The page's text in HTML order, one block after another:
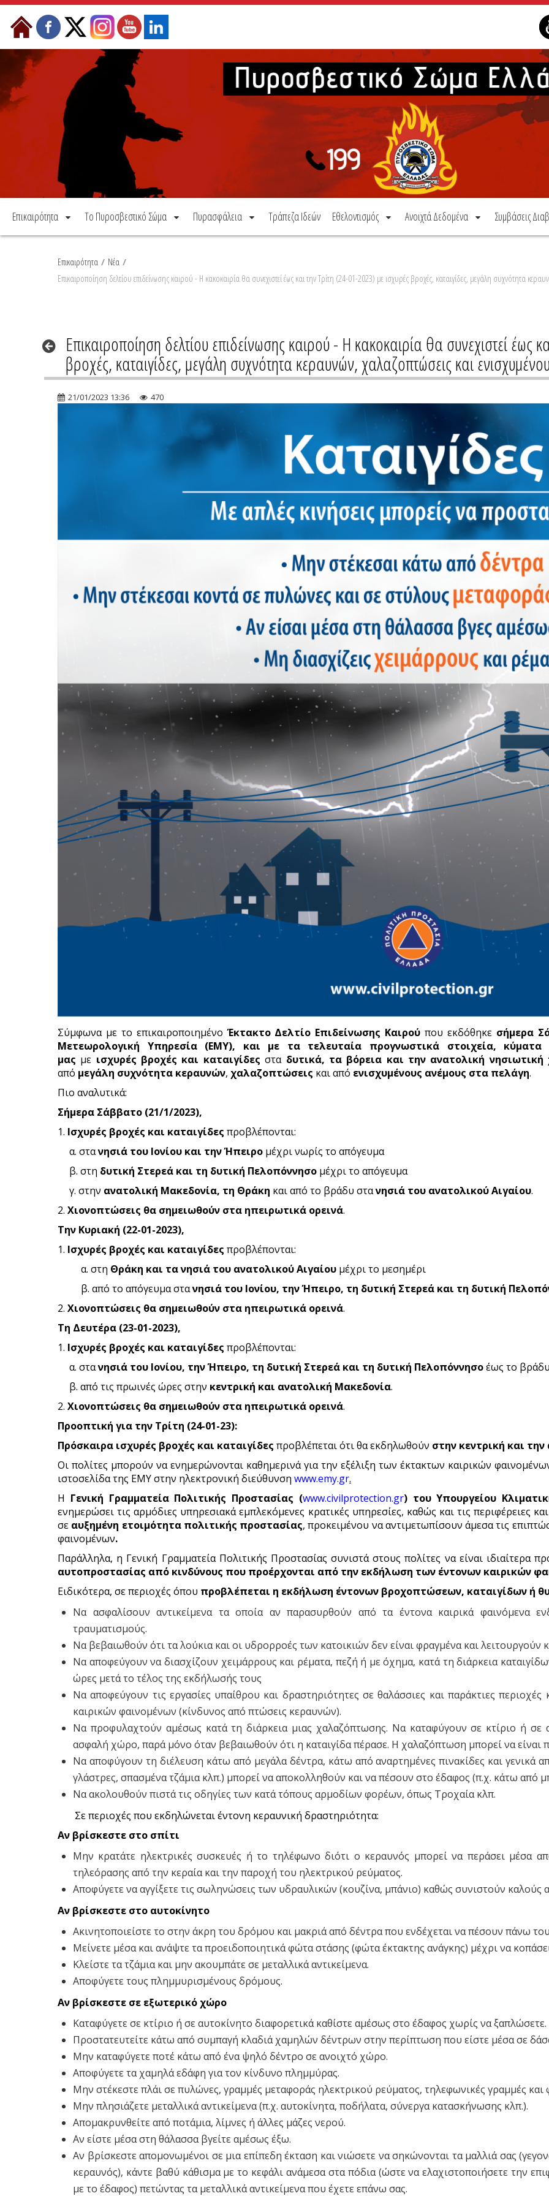
Μετάβαση στο περιεχόμενο
Επικαιρότητα Το Πυροσβεστικό Σώμα Πυρασφάλεια Τράπεζα Ιδεών Εθελοντισμός Ανοιχτά Δεδομένα Συμβάσεις
Επικαιρότητα / Νέα /
Επικαιροποίηση δελτίου επιδείνωσης καιρού - Η κακοκαιρία θα συνεχιστεί έως και την Τρίτη (24-01-2023) με ισχυρές βροχές, καταιγίδες, μεγάλη συχνότητα
Επικαιροποίηση δελτίου επιδείνωσης καιρού - Η κακοκαιρία θα συνεχιστεί έως
βροχές, καταιγίδες, μεγάλη συχνότητα κεραυνών, χαλαζοπτώσεις και
21/01/2023 13:36 470
Σύμφωνα με το επικαιροποιημένοΈκτακτο Δελτίο Επιδείνωσης Καιρού που εκδόθηκε σήμερα
Μετεωρολογική Υπηρεσία (ΕΜΥ), και με τα τελευταία προγνωστικά στοιχεία,
μας με ισχυρές βροχές και καταιγίδες στα δυτικά, τα βόρεια και την ανατολική
από μεγάλη συχνότητα κεραυνών, χαλαζοπτώσεις και από ενισχυμένους ανέμους στα πελάγη.
Πιο αναλυτικά:
Σήμερα Σάββατο (21/1/2023),
1. Ισχυρές βροχές και καταιγίδες προβλέπονται:
α. στανησιά του Ιονίου και την Ήπειρομέχρι νωρίς το απόγευμα
β. στη δυτική Στερεά και τη δυτική Πελοπόννησομέχρι το απόγευμα
γ. στην ανατολική Μακεδονία, τη Θράκη και από το βράδυ στανησιά του ανατολικού Αιγαίου.
2. Χιονοπτώσεις θα σημειωθούν στα ηπειρωτικά ορεινά.
Την Κυριακή (22-01-2023),
1. Ισχυρές βροχές και καταιγίδες προβλέπονται:
α. στη Θράκη και τα νησιά του ανατολικού Αιγαίουμέχρι το μεσημέρι
β. από το απόγευμα στανησιά του Ιονίου, την Ήπειρο, τη δυτική Στερεά και τη δυτική
2. Χιονοπτώσεις θα σημειωθούν στα ηπειρωτικά ορεινά.
Τη Δευτέρα (23-01-2023),
1. Ισχυρές βροχές και καταιγίδες προβλέπονται:
α. στανησιά του Ιονίου, την Ήπειρο, τη δυτική Στερεά και τη δυτική Πελοπόννησοέως το βράδυ
β. από τις πρωινές ώρες στην κεντρική και ανατολική Μακεδονία.
2. Χιονοπτώσεις θα σημειωθούν στα ηπειρωτικά ορεινά.
Προοπτική για την Τρίτη (24-01-23):
Πρόσκαιρα ισχυρές βροχές και καταιγίδες προβλέπεται ότι θα εκδηλωθούν στην κεντρική και
Οι πολίτες μπορούν να ενημερώνονται καθημερινά για την εξέλιξη των έκτακτων καιρικών
ιστοσελίδα της ΕΜΥ στην ηλεκτρονική διεύθυνση www.emy.gr.
Η Γενική Γραμματεία Πολιτικής Προστασίας (www.civilprotection.gr) του Υπουργείου
ενημερώσει τις αρμόδιες υπηρεσιακά εμπλεκόμενες κρατικές υπηρεσίες, καθώς και τις περιφέρειες
σε αυξημένη ετοιμότητα πολιτικής προστασίας, προκειμένου να αντιμετωπίσουν άμεσα τις
φαινομένων.
Παράλληλα, η Γενική Γραμματεία Πολιτικής Προστασίας συνιστά στους πολίτες να είναι ιδιαίτερα
αυτοπροστασίας από κινδύνους που προέρχονται από την εκδήλωση των έντονων καιρικών
Ειδικότερα, σε περιοχές όπου προβλέπεται η εκδήλωση έντονων βροχοπτώσεων, καταιγίδων ή
Να ασφαλίσουν αντικείμενα τα οποία αν παρασυρθούν από τα έντονα καιρικά φαινόμενα
τραυματισμούς.
Να βεβαιωθούν ότι τα λούκια και οι υδρορροές των κατοικιών δεν είναι φραγμένα και λειτουργούν
Να αποφεύγουν να διασχίζουν χειμάρρους και ρέματα, πεζή ή με όχημα, κατά τη διάρκεια
ώρες μετά το τέλος της εκδήλωσής τους
Να αποφεύγουν τις εργασίες υπαίθρου και δραστηριότητες σε θαλάσσιες και παράκτιες
καιρικών φαινομένων (κίνδυνος από πτώσεις κεραυνών).
Να προφυλαχτούν αμέσως κατά τη διάρκεια μιας χαλαζόπτωσης. Να καταφύγουν σε κτίριο ή σε
ασφαλή χώρο, παρά μόνο όταν βεβαιωθούν ότι η καταιγίδα πέρασε. Η χαλαζόπτωση μπορεί να είναι
Να αποφύγουν τη διέλευση κάτω από μεγάλα δέντρα, κάτω από αναρτημένες πινακίδες και γενικά
γλάστρες, σπασμένα τζάμια κλπ.) μπορεί να αποκολληθούν και να πέσουν στο έδαφος (π.χ. κάτω από
Να ακολουθούν πιστά τις οδηγίες των κατά τόπους αρμοδίων φορέων, όπως Τροχαία κλπ.
Σε περιοχές που εκδηλώνεται έντονη κεραυνική δραστηριότητα:
Αν βρίσκεστε στο σπίτι
Μην κρατάτε ηλεκτρικές συσκευές ή το τηλέφωνο διότι ο κεραυνός μπορεί να περάσει μέσα
τηλεόρασης από την κεραία και την παροχή του ηλεκτρικού ρεύματος.
Αποφύγετε να αγγίξετε τις σωληνώσεις των υδραυλικών (κουζίνα, μπάνιο) καθώς συνιστούν καλούς
Αν βρίσκεστε στο αυτοκίνητο
Ακινητοποιείστε το στην άκρη του δρόμου και μακριά από δέντρα που ενδέχεται να πέσουν πάνω
Μείνετε μέσα και ανάψτε τα προειδοποιητικά φώτα στάσης (φώτα έκτακτης ανάγκης) μέχρι να
Κλείστε τα τζάμια και μην ακουμπάτε σε μεταλλικά αντικείμενα.
Αποφύγετε τους πλημμυρισμένους δρόμους.
Αν βρίσκεστε σε εξωτερικό χώρο
Καταφύγετε σε κτίριο ή σε αυτοκίνητο διαφορετικά καθίστε αμέσως στο έδαφος χωρίς να ξαπλώσετε.
Προστατευτείτε κάτω από συμπαγή κλαδιά χαμηλών δέντρων στην περίπτωση που είστε μέσα σε
Μην καταφύγετε ποτέ κάτω από ένα ψηλό δέντρο σε ανοιχτό χώρο.
Αποφύγετε τα χαμηλά εδάφη για τον κίνδυνο πλημμύρας.
Μην στέκεστε πλάι σε πυλώνες, γραμμές μεταφοράς ηλεκτρικού ρεύματος, τηλεφωνικές γραμμές και
Μην πλησιάζετε μεταλλικά αντικείμενα (π.χ. αυτοκίνητα, ποδήλατα, σύνεργα κατασκήνωσης κλπ.).
Απομακρυνθείτε από ποτάμια, λίμνες ή άλλες μάζες νερού.
Αν είστε μέσα στη θάλασσα βγείτε αμέσως έξω.
Αν βρίσκεστε απομονωμένοι σε μια επίπεδη έκταση και νιώσετε να σηκώνονται τα μαλλιά σας
κεραυνός), κάντε βαθύ κάθισμα με το κεφάλι ανάμεσα στα πόδια (ώστε να ελαχιστοποιήσετε την
με το έδαφος) πετώντας τα μεταλλικά αντικείμενα που έχετε επάνω σας.